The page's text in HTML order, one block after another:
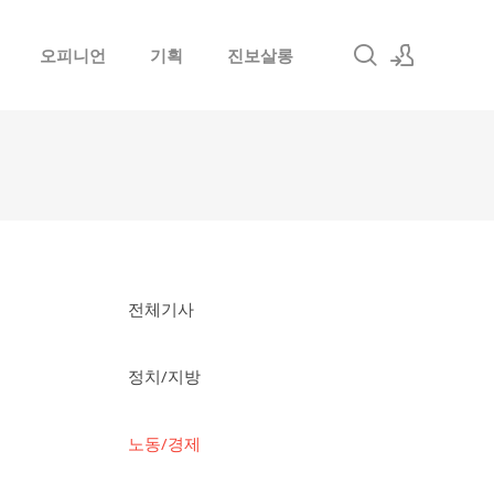
오피니언 기획 진보살롱
전체기사
정치/지방
노동/경제